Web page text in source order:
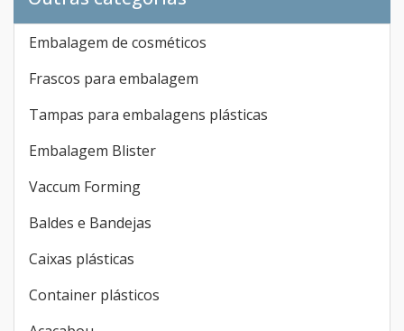
Embalagem de cosméticos
Frascos para embalagem
Tampas para embalagens plásticas
Embalagem Blister
Vaccum Forming
Baldes e Bandejas
Caixas plásticas
Container plásticos